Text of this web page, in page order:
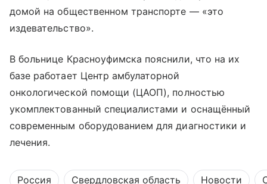
домой на общественном транспорте — «это
издевательство».
В больнице Красноуфимска пояснили, что на их
базе работает Центр амбулаторной
онкологической помощи (ЦАОП), полностью
укомплектованный специалистами и оснащённый
современным оборудованием для диагностики и
лечения.
Россия Свердловская область Новости